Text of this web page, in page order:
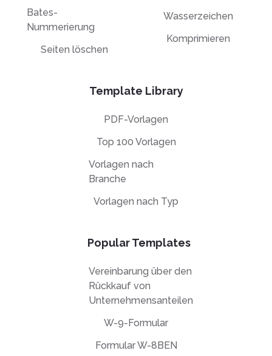
Bates-
Nummerierung
Seiten löschen
Wasserzeichen
Komprimieren
Template Library
PDF-Vorlagen
Top 100 Vorlagen
Vorlagen nach
Branche
Vorlagen nach Typ
Popular Templates
Vereinbarung über den
Rückkauf von
Unternehmensanteilen
W-9-Formular
Formular W-8BEN